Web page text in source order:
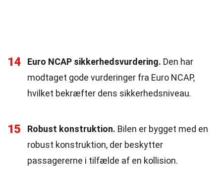
14 Euro NCAP sikkerhedsvurdering. Den har
modtaget gode vurderinger fra Euro NCAP,
hvilket bekræfter dens sikkerhedsniveau.
15 Robust konstruktion. Bilen er bygget med en
robust konstruktion, der beskytter
passagererne i tilfælde af en kollision.